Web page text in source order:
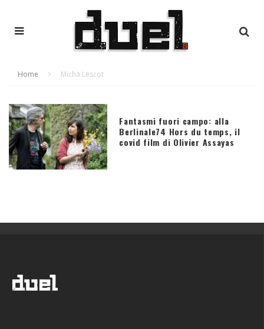
Home Micha Lescot
Fantasmi fuori campo: alla
Berlinale74 Hors du temps, il
covid film di Olivier Assayas